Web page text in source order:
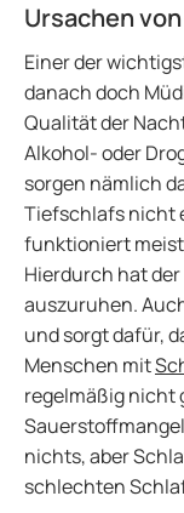
Ursachen
Einer der
danach doch
Qualität der
Alkohol- oder
sorgen nämlich
Tiefschlafs nicht
funktioniert
Hierdurch hat
auszuruhen.
und sorgt dafür,
Menschen mit
regelmäßig nicht
nichts, aber
schlechten